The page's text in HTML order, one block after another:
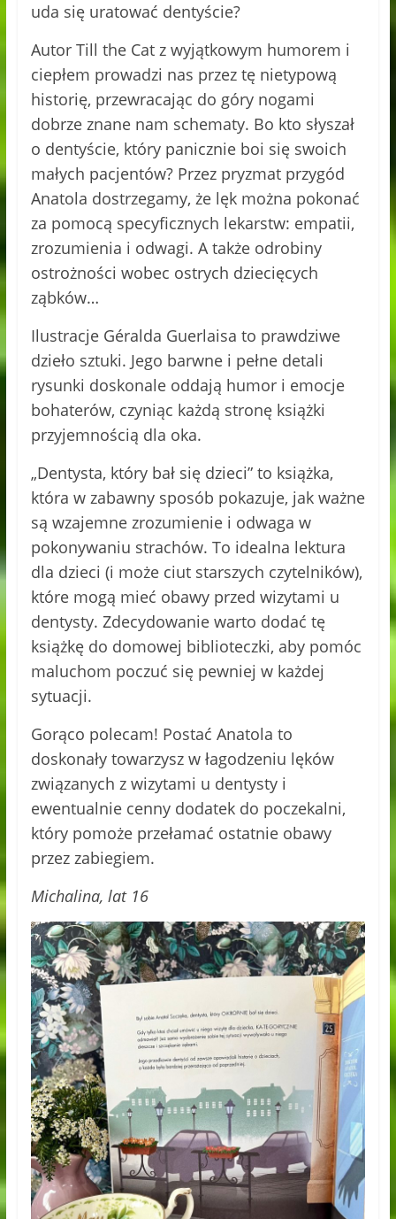
uda się uratować dentyście?
Autor Till the Cat z wyjątkowym humorem i
ciepłem prowadzi nas przez tę nietypową
historię, przewracając do góry nogami
dobrze znane nam schematy. Bo kto słyszał
o dentyście, który panicznie boi się swoich
małych pacjentów? Przez pryzmat przygód
Anatola dostrzegamy, że lęk można pokonać
za pomocą specyficznych lekarstw: empatii,
zrozumienia i odwagi. A także odrobiny
ostrożności wobec ostrych dziecięcych
ząbków…
Ilustracje Géralda Guerlaisa to prawdziwe
dzieło sztuki. Jego barwne i pełne detali
rysunki doskonale oddają humor i emocje
bohaterów, czyniąc każdą stronę książki
przyjemnością dla oka.
„Dentysta, który bał się dzieci” to książka,
która w zabawny sposób pokazuje, jak ważne
są wzajemne zrozumienie i odwaga w
pokonywaniu strachów. To idealna lektura
dla dzieci (i może ciut starszych czytelników),
które mogą mieć obawy przed wizytami u
dentysty. Zdecydowanie warto dodać tę
książkę do domowej biblioteczki, aby pomóc
maluchom poczuć się pewniej w każdej
sytuacji.
Gorąco polecam! Postać Anatola to
doskonały towarzysz w łagodzeniu lęków
związanych z wizytami u dentysty i
ewentualnie cenny dodatek do poczekalni,
który pomoże przełamać ostatnie obawy
przez zabiegiem.
Michalina, lat 16